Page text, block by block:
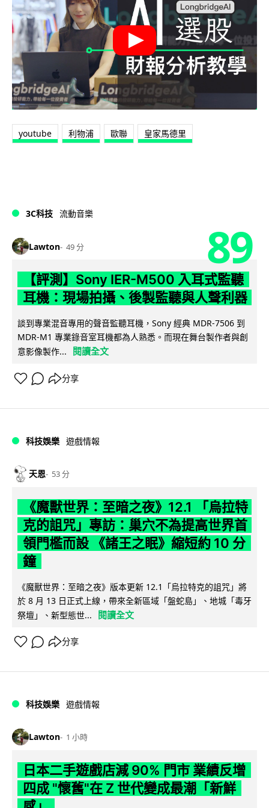
youtube 利物浦 歐聯 皇家馬德里
3C科技 流動音樂
Lawton 49 分 89
【評測】Sony IER-M500 入耳式監聽
耳機：現場拍攝、後製監聽與人聲利器
談到專業混音專用的聲音監聽耳機，Sony 經典 MDR-7506 到
MDR-M1 專業錄音室耳機都為人熟悉。而現在舞台製作者與創
意影像製作...
閱讀全文
分享
科技娛樂 遊戲情報
天恩 53 分
《魔獸世界：至暗之夜》12.1 「烏拉特
克的詛咒」專訪：巢穴不為提高世界首
領門檻而設 《諸王之眠》縮短約 10 分
鐘
《魔獸世界：至暗之夜》版本更新 12.1「烏拉特克的詛咒」將
於 8 月 13 日正式上線，帶來全新區域「盤蛇島」、地城「毒牙
祭壇」、新型態世...
閱讀全文
分享
科技娛樂 遊戲情報
Lawton 1 小時
日本二手遊戲店減 90% 門市 業績反增
四成 "懷舊"在 Z 世代變成最潮「新鮮